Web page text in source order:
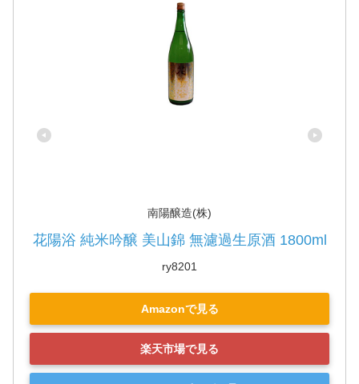
南陽醸造(株)
花陽浴 純米吟醸 美山錦 無濾過生原酒 1800ml
ry8201
Amazonで見る
楽天市場で見る